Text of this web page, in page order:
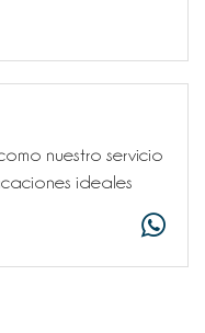
nuestro servicio
ideales